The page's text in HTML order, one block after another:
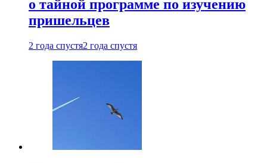
о тайной программе по изучению
пришельцев
2 года спустя2 года спустя